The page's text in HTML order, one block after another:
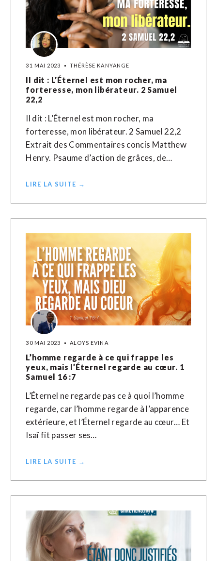
31 MAI 2023 THÉRÈSE KANYANGE
Il dit : L’Éternel est mon rocher, ma
forteresse, mon libérateur. 2 Samuel
22,2
Il dit : L’Éternel est mon rocher, ma
forteresse, mon libérateur. 2 Samuel 22,2
Extrait des Commentaires concis Matthew
Henry. Psaume d’action de grâces, de…
LIRE LA SUITE →
30 MAI 2023 ALOYS EVINA
L’homme regarde à ce qui frappe les
yeux, mais l’Éternel regarde au cœur. 1
Samuel 16 :7
L’Éternel ne regarde pas ce à quoi l’homme
regarde, car l’homme regarde à l’apparence
extérieure, et l’Éternel regarde au cœur… Et
Isaï fit passer ses…
LIRE LA SUITE →